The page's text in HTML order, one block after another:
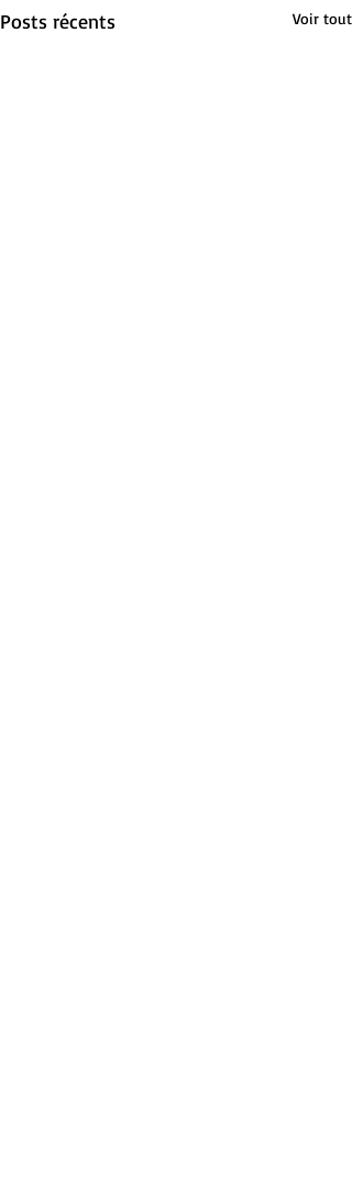
Posts récents Voir tout